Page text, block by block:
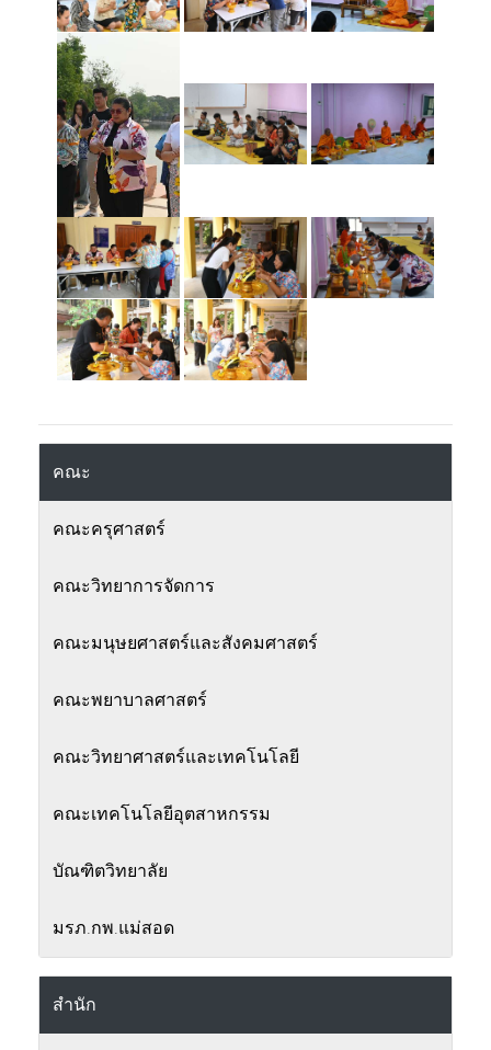
คณะ
คณะครุศาสตร์
คณะวิทยาการจัดการ
คณะมนุษยศาสตร์และสังคมศาสตร์
คณะพยาบาลศาสตร์
คณะวิทยาศาสตร์และเทคโนโลยี
คณะเทคโนโลยีอุตสาหกรรม
บัณฑิตวิทยาลัย
มรภ.กพ.แม่สอด
สำนัก